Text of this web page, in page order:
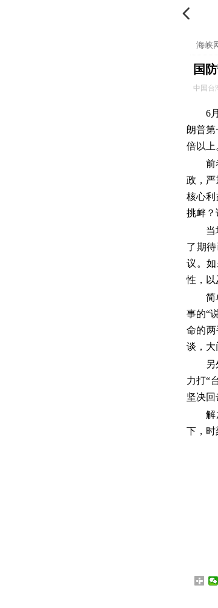

海峡
国
中国台
6
朗普
倍以上
前
政，
核心利
挑衅？
当
了期
议。
性，以
简
事的“
命的
谈，大
力打“
坚决回
解
下，时